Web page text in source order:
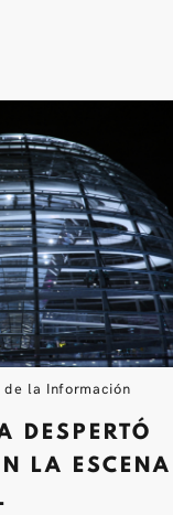
de la Información
DESPERTÓ
LA ESCENA